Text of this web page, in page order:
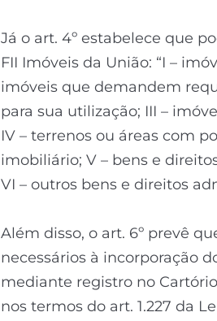
Já o art. 4º estabelece que
FII Imóveis da União: “I –
imóveis que demandem
para sua utilização; III –
IV – terrenos ou áreas com
imobiliário; V – bens e
VI – outros bens e direitos
Além disso, o art. 6º prevê
necessários à incorporação
mediante registro no
nos termos do art. 1.227 da